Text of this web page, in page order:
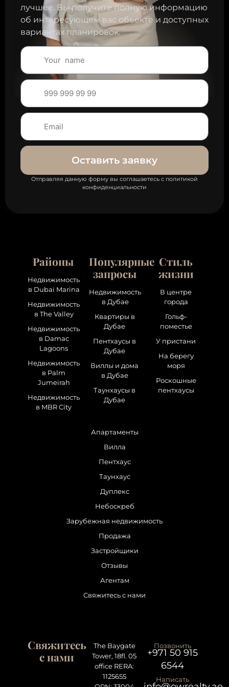
лучшее. Вы получите полную информацию
об интересующем вас объекте и доступных
вариантах планировок.
Оставить заявку
Отправляя данную форму вы соглашаетесь с политикой
конфиденциальности
Районы
Недвижимость
в Dubai Marina
Недвижимость
в The Valley
Недвижимость
в Damac
Lagoons
Недвижимость
в Palm
Jumeirah
Недвижимость
в MBR City
Популярные
запросы
Недвижимость
в Дубае
Квартиры в
Дубае
Пентхаусы в
Дубае
Виллы и дома
в Дубае
Таунхаусы в
Дубае
Стиль
жизни
В центре
города
Гольф-
поместье
У пристани
На берегу
моря
Роскошные
пентхаусы
Апартаменты
Вилла
Пентхаус
Таунхаус
Дуплекс
Небоскреб
Зарубежная недвижимость
Продажа
Застройщики
Отзывы
Агентам
Свяжитесь с нами
Свяжитесь
с нами
The Baygate
Tower, 18fl. 05
office RERA:
1125655
Позвонить
+971 50 915
6544
Написать